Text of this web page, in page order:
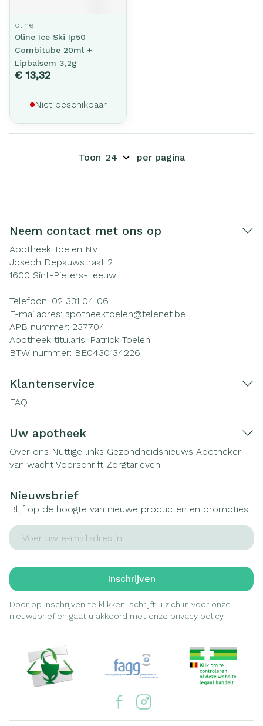
oline
Oline Ice Ski Ip50
Combitube 20ml +
Lipbalsem 3,2g
€ 13,32
Niet beschikbaar
Toon per pagina
Neem contact met ons op
Apotheek Toelen NV
Joseph Depauwstraat 2
1600 Sint-Pieters-Leeuw
Telefoon: 02 331 04 06
E-mailadres: apotheektoelen@telenet.be
APB nummer: 237704
Apotheek titularis: Patrick Toelen
BTW nummer: BE0430134226
Klantenservice
FAQ
Uw apotheek
Over ons Nuttige links Gezondheidsnieuws Apotheker
van wacht Voorschrift Zorgtarieven
Nieuwsbrief
Blijf op de hoogte van nieuwe producten en promoties
E-mail adres
Inschrijven
Door op inschrijven te klikken, schrijft u zich in voor onze
nieuwsbrief en gaat u akkoord met onze privacy policy.